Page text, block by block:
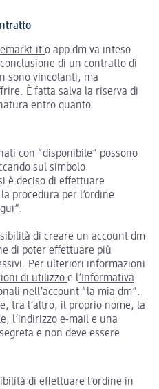
o app dm va inteso
di un contratto di
sono vincolanti, ma
È fatta salva la riserva di
entro quanto
con “disponibile” possono
sul simbolo
è deciso di effettuare
procedura per l’ordine
di creare un account dm
di poter effettuare più
Per ulteriori informazioni
di utilizzo e l’Informativa
nell’account “la mia dm”.
tra l’altro, il proprio nome, la
l’indirizzo e-mail e una
e non deve essere
di effettuare l’ordine in